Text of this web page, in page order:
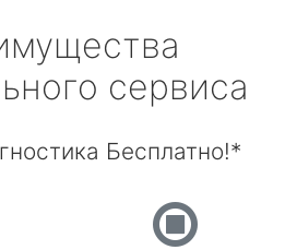
сервиса
Бесплатно!*